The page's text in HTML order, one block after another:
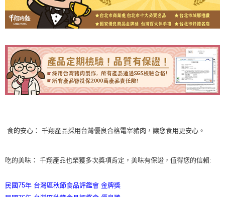
食的安心： 千翔產品採用台灣優良合格電宰豬肉，讓您食用更安心。
吃的美味： 千翔產品也榮獲多次獎項肯定，美味有保證，值得您的信賴:
民國75年 台灣區秋節食品評鑑會 金牌獎